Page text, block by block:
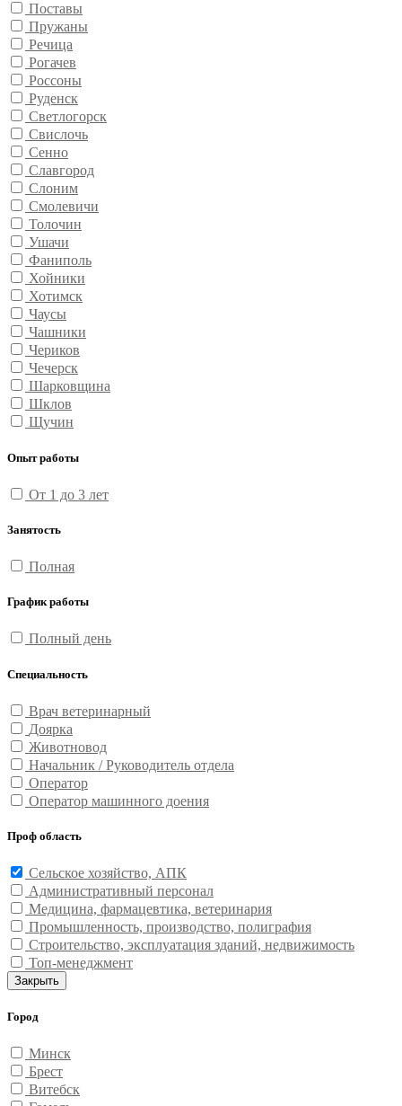
Поставы
Пружаны
Речица
Рогачев
Россоны
Руденск
Светлогорск
Свислочь
Сенно
Славгород
Слоним
Смолевичи
Толочин
Ушачи
Фаниполь
Хойники
Хотимск
Чаусы
Чашники
Чериков
Чечерск
Шарковщина
Шклов
Щучин
Опыт работы
От 1 до 3 лет
Занятость
Полная
График работы
Полный день
Специальность
Врач ветеринарный
Доярка
Животновод
Начальник / Руководитель отдела
Оператор
Оператор машинного доения
Проф область
Сельское хозяйство, АПК
Административный персонал
Медицина, фармацевтика, ветеринария
Промышленность, производство, полиграфия
Строительство, эксплуатация зданий, недвижимость
Топ-менеджмент
Закрыть
Город
Минск
Брест
Витебск